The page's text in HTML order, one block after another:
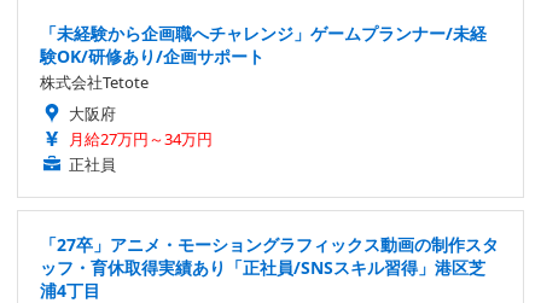
「未経験から企画職へチャレンジ」ゲームプランナー/未経
験OK/研修あり/企画サポート
株式会社Tetote
大阪府
月給27万円～34万円
正社員
「27卒」アニメ・モーショングラフィックス動画の制作スタ
ッフ・育休取得実績あり「正社員/SNSスキル習得」港区芝
浦4丁目